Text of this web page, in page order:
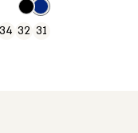
31
32
34